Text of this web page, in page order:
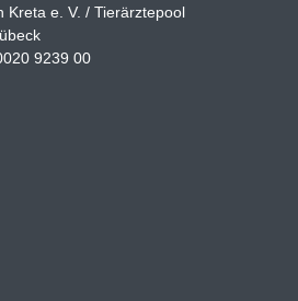
Kreta e. V. / Tierärztepool
9239 00